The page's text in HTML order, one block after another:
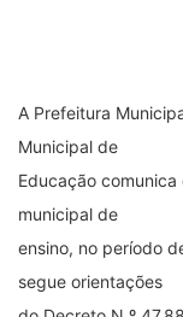
A Prefeitura
Municipal de
Educação
municipal de
ensino, no período
segue orientações